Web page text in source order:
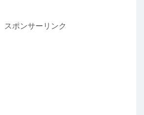
スポンサーリンク